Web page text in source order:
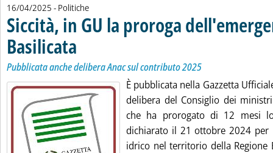
16/04/2025 - Politiche
Siccità, in GU la proroga
Basilicata . Sottotitolo: Pubblicata anche delibera Anac sul contributo 2025
. Pubblicata mercoledì 16 aprile 2025 alle 20.18.
Pubblicata anche delibera Anac sul contributo 2025
È pubblicata nella Gazzetta
delibera del Consiglio dei
che ha prorogato di 12 mesi
dichiarato il 21 ottobre 2024 per
idrico nel territorio della Regione